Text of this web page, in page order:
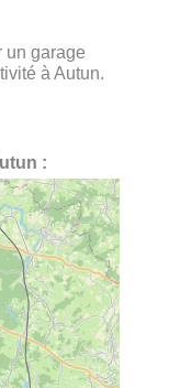
un garage
à Autun.
: